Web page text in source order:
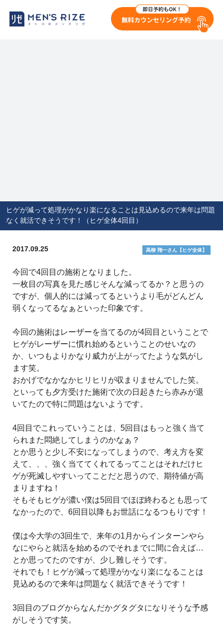
ヒゲが減って処理がかなり楽になることは見込めるので来年は問題
なく就活できそうです！（ヒゲ全体4回目）
2017.09.25 高柳 翔一さん【ヒゲ全体】
今回で4回目の施術となりました。
一枚目の写真を見た感じそんな減ってるか？と思うの
ですが、個人的には減ってるというより毛がどんどん
弱くなってるなぁといった印象です。
今回の施術はレーザーを当てるのが4回目ということで
ヒゲがレーザーに慣れ始めるということのせいなの
か、いつもよりかなり威力が上がってたような気がし
ます笑。
おかげでなかなかヒリヒリが収まりませんでした笑。
といっても夕方受けた施術で次の日起きたら赤みが退
いてたので特に問題はないようです。
4回目でこれっていうことは、5回目はもっと強く当て
られまた悶絶してしまうのかなぁ？
とか思うと少し不安になってしまうので、考え方を変
えて、、、強く当ててくれてるってことはそれだけヒ
ゲが死滅しやすいってことだと思うので、期待値が高
まりますね！
そもそもヒゲが濃い僕は5回目でほぼ終わるとも思って
なかったので、6回目以降もお世話になるつもりです！
僕は今大学の3回生で、来年の1月からインターンやら
なにやらと就活を始めるのでそれまでに間に合えば…
とか思ってたのですが、少し難しそうです。
それでも！ヒゲが減って処理がかなり楽になることは
見込めるので来年は問題なく就活できそうです！
3回目のブログからなんだかグタグタになりそうな予感
がしそうです笑。